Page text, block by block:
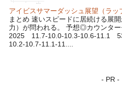
アイビスサマーダッシュ展望（ラッ
まとめ 速いスピードに居続ける展
力）が問われる。 予想◎カウンタ
2025 11.7-10.0-10.3-10.6-11.1
10.2-10.7-11.1-11....
- PR -